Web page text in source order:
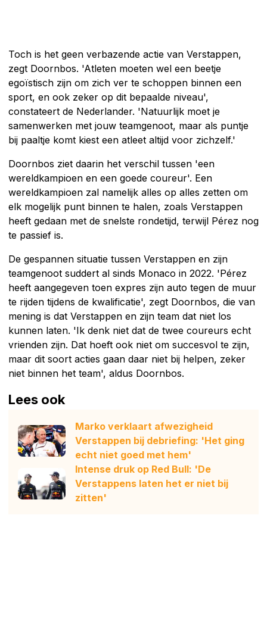
Toch is het geen verbazende actie van Verstappen,
zegt Doornbos. 'Atleten moeten wel een beetje
egoïstisch zijn om zich ver te schoppen binnen een
sport, en ook zeker op dit bepaalde niveau',
constateert de Nederlander. 'Natuurlijk moet je
samenwerken met jouw teamgenoot, maar als puntje
bij paaltje komt kiest een atleet altijd voor zichzelf.'
Doornbos ziet daarin het verschil tussen 'een
wereldkampioen en een goede coureur'. Een
wereldkampioen zal namelijk alles op alles zetten om
elk mogelijk punt binnen te halen, zoals Verstappen
heeft gedaan met de snelste rondetijd, terwijl Pérez nog
te passief is.
De gespannen situatie tussen Verstappen en zijn
teamgenoot suddert al sinds Monaco in 2022. 'Pérez
heeft aangegeven toen expres zijn auto tegen de muur
te rijden tijdens de kwalificatie', zegt Doornbos, die van
mening is dat Verstappen en zijn team dat niet los
kunnen laten. 'Ik denk niet dat de twee coureurs echt
vrienden zijn. Dat hoeft ook niet om succesvol te zijn,
maar dit soort acties gaan daar niet bij helpen, zeker
niet binnen het team', aldus Doornbos.
Lees ook
Marko verklaart afwezigheid
Verstappen bij debriefing: 'Het ging
echt niet goed met hem'
Intense druk op Red Bull: 'De
Verstappens laten het er niet bij
zitten'